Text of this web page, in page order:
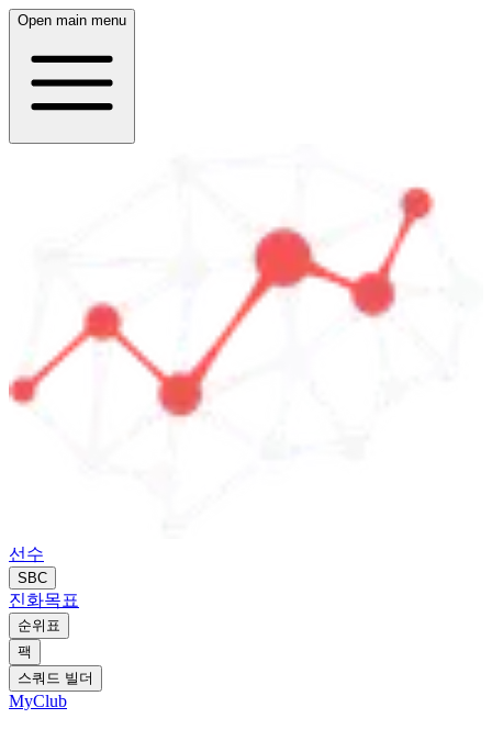
Open main menu
선수
SBC
진화목표
순위표
팩
스쿼드 빌더
MyClub